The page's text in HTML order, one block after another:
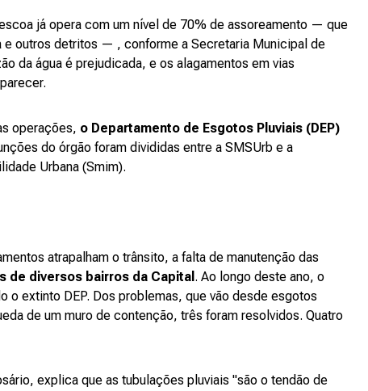
já opera com um nível de 70% de assoreamento — que
e outros detritos — , conforme a Secretaria Municipal de
da água é prejudicada, e os alagamentos em vias
operações, o Departamento de Esgotos Pluviais (DEP)
do órgão foram divididas entre a SMSUrb e a
Urbana (Smim).
atrapalham o trânsito, a falta de manutenção das
de diversos bairros da Capital . Ao longo deste ano, o
o extinto DEP. Dos problemas, que vão desde esgotos
de um muro de contenção, três foram resolvidos. Quatro
explica que as tubulações pluviais "são o tendão de